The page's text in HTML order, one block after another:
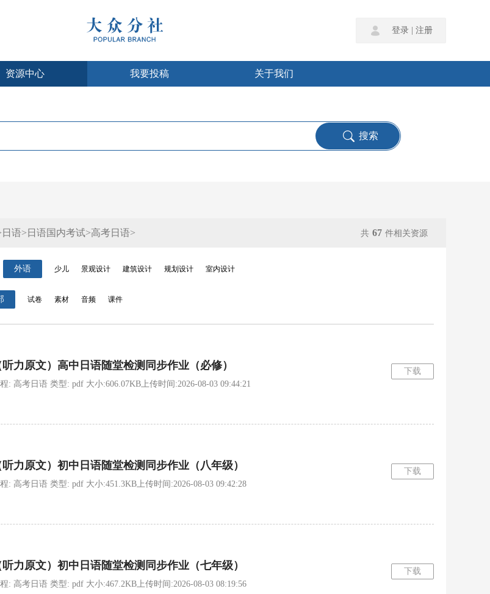
登录 注册
资源中心 我要投稿 关于我们
语>日语国内考试>高考日语> 共 67 件相关资源
外语 少儿 景观设计 建筑设计 规划设计 室内设计
试卷 素材 音频 课件
听力原文）高中日语随堂检测同步作业（必修）
: 高考日语 类型: pdf 大小:606.07KB上传时间:2026-08-03 09:44:21
下载
听力原文）初中日语随堂检测同步作业（八年级）
: 高考日语 类型: pdf 大小:451.3KB上传时间:2026-08-03 09:42:28
下载
听力原文）初中日语随堂检测同步作业（七年级）
: 高考日语 类型: pdf 大小:467.2KB上传时间:2026-08-03 08:19:56
下载